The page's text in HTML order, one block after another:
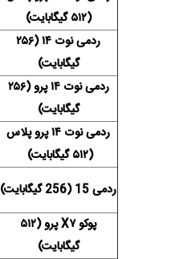
(۵۱۲ گیگابایت)
ردمی نوت ۱۴ (۲۵۶
گیگابایت)
ردمی نوت ۱۴ پرو (۲۵۶
گیگابایت)
ردمی نوت ۱۴ پرو پلاس
(۵۱۲ گیگابایت)
ردمی 15 (256 گیگابایت)
پوکو X۷ پرو (۵۱۲
گیگابایت)